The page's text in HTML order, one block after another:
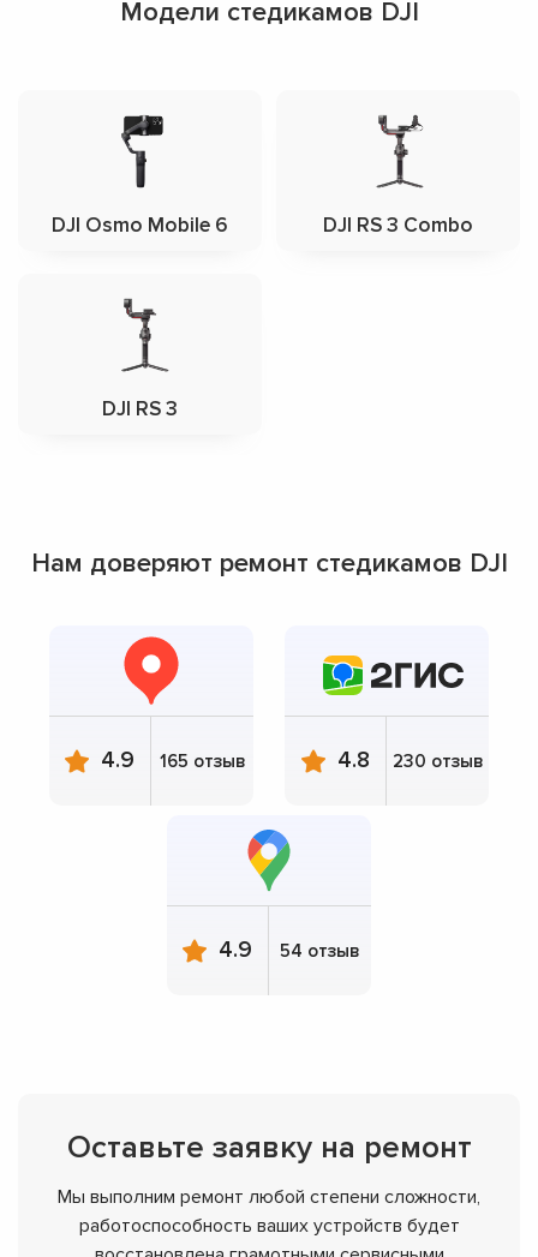
Модели стедикамов DJI
DJI Osmo Mobile 6 DJI RS 3 Combo
DJI RS 3
Нам доверяют ремонт стедикамов DJI
4.9 165 отзыв 4.8 230 отзыв
4.9 54 отзыв
Оставьте заявку на ремонт
Мы выполним ремонт любой степени сложности,
работоспособность ваших устройств будет